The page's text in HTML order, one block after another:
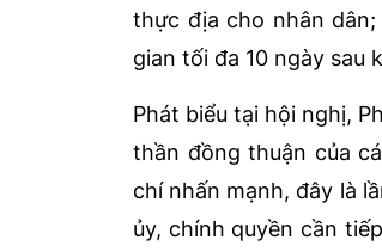
thực địa cho nhân
gian tối đa 10 ngày sau
Phát biểu tại hội nghị,
thần đồng thuận của
chí nhấn mạnh, đây là
ủy, chính quyền cần